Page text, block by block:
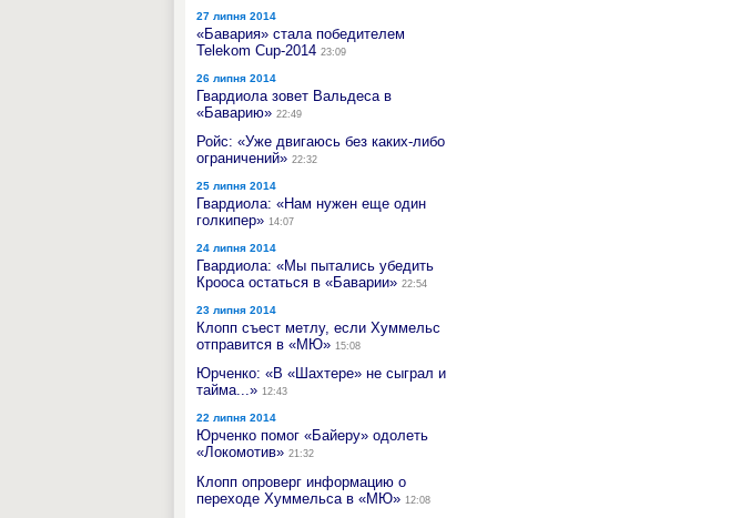
27 липня 2014
«Бавария» стала победителем
Telekom Cup-2014 23:09
26 липня 2014
Гвардиола зовет Вальдеса в
«Баварию» 22:49
Ройс: «Уже двигаюсь без каких-либо
ограничений» 22:32
25 липня 2014
Гвардиола: «Нам нужен еще один
голкипер» 14:07
24 липня 2014
Гвардиола: «Мы пытались убедить
Крооса остаться в «Баварии» 22:54
23 липня 2014
Клопп съест метлу, если Хуммельс
отправится в «МЮ» 15:08
Юрченко: «В «Шахтере» не сыграл и
тайма...» 12:43
22 липня 2014
Юрченко помог «Байеру» одолеть
«Локомотив» 21:32
Клопп опроверг информацию о
переходе Хуммельса в «МЮ» 12:08